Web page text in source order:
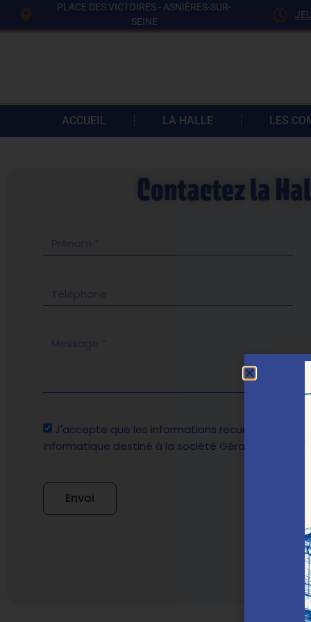
PLACE DES VICTOIRES - ASNIÈRES-SUR-
SEINE
ACCUEIL LA HALLE LES
Contactez la
J'accepte que les informations recueillies à
informatique destiné à la société Géraud Groupe
Envoi